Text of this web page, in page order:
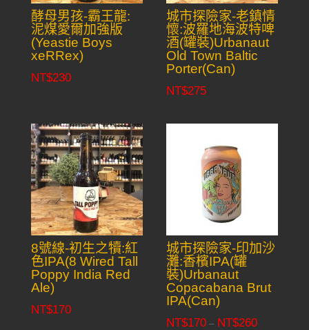
酵母男孩-霸王龍:
泥煤愛爾加強版
(Yeastie Boys
xeRRex)
NT$230
城市探險家-老鎮情
懷:波羅地海波特啤
酒(罐裝)Urbanaut
Old Town Baltic
Porter(Can)
NT$275
8號線-初生之犢:紅
色IPA(8 Wired Tall
Poppy India Red
Ale)
NT$170
城市探險家-印加沙
灘:香檳IPA(罐
裝)Urbanaut
Copacabana Brut
IPA(Can)
NT$170 – NT$260Price